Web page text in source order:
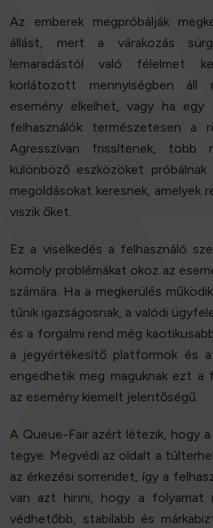
Az emberek megpróbálják
állást, mert a várakozás
lemaradástól való félelmet
korlátozott mennyiségben áll
esemény elkelhet, vagy ha egy
felhasználók természetesen a
Agresszívan frissítenek, több
különböző eszközöket
megoldásokat keresnek, amelyek
viszik őket.
Ez a viselkedés a felhasználó
komoly problémákat okoz az
számára. Ha a megkerülés
tűnik igazságosnak, a valódi
és a forgalmi rend még
a jegyértékesítő platformok és
engedhetik meg maguknak ezt
az esemény kiemelt jelentőségű.
A Queue-Fair azért létezik, hogy
tegye. Megvédi az oldalt a
az érkezési sorrendet, így a
van azt hinni, hogy a folyamat
védhetőbb, stabilabb és